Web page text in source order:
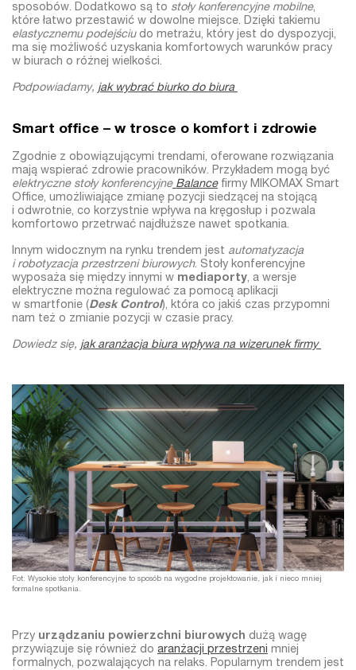
sposobów. Dodatkowo są to stoły konferencyjne mobilne,
które łatwo przestawić w dowolne miejsce. Dzięki takiemu
elastycznemu podejściudo metrażu, który jest do dyspozycji,
ma się możliwość uzyskania komfortowych warunków pracy
w biurach o różnej wielkości.
Podpowiadamy, jak wybrać biurko do biura
Smart office – w trosce o komfort i zdrowie
Zgodnie z obowiązującymi trendami, oferowane rozwiązania
mają wspierać zdrowie pracowników. Przykładem mogą być
elektryczne stoły konferencyjneBalancefirmy MIKOMAX Smart
Office, umożliwiające zmianę pozycji siedzącej na stojącą
i odwrotnie, co korzystnie wpływa na kręgosłup i pozwala
komfortowo przetrwać najdłuższe nawet spotkania.
Innym widocznym na rynku trendem jest automatyzacja
i robotyzacja przestrzeni biurowych. Stoły konferencyjne
wyposaża się między innymi w mediaporty, a wersje
elektryczne można regulować za pomocą aplikacji
w smartfonie (Desk Control), która co jakiś czas przypomni
nam też o zmianie pozycji w czasie pracy.
Dowiedz się, jak aranżacja biura wpływa na wizerunek firmy
Fot. Wysokie stoły konferencyjne to sposób na wygodne projektowanie, jak i nieco mniej
formalne spotkania.
Przy urządzaniu powierzchni biurowych dużą wagę
przywiązuje się również do aranżacji przestrzeni mniej
formalnych, pozwalających na relaks. Popularnym trendem jest